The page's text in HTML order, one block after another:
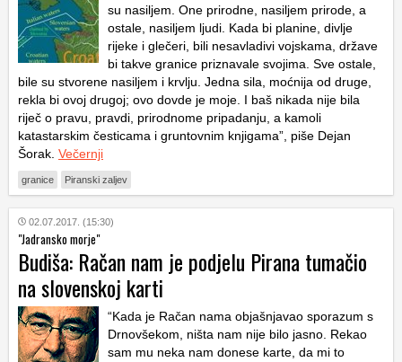
su nasiljem. One prirodne, nasiljem prirode, a
ostale, nasiljem ljudi. Kada bi planine, divlje
rijeke i glečeri, bili nesavladivi vojskama, države
bi takve granice priznavale svojima. Sve ostale,
bile su stvorene nasiljem i krvlju. Jedna sila, moćnija od druge,
rekla bi ovoj drugoj; ovo dovde je moje. I baš nikada nije bila
riječ o pravu, pravdi, prirodnome pripadanju, a kamoli
katastarskim česticama i gruntovnim knjigama”, piše Dejan
Šorak. Večernji
granice Piranski zaljev
02.07.2017. (15:30)
"Jadransko morje"
Budiša: Račan nam je podjelu Pirana tumačio
na slovenskoj karti
“Kada je Račan nama objašnjavao sporazum s
Drnovšekom, ništa nam nije bilo jasno. Rekao
sam mu neka nam donese karte, da mi to